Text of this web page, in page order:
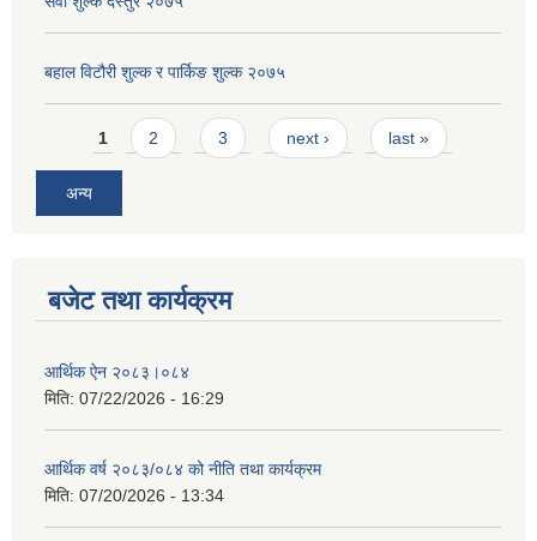
बहाल विटौरी शुल्क र पार्किङ शुल्क २०७५
Pages
1 2 3 next › last »
अन्य
बजेट तथा कार्यक्रम
आर्थिक ऐन २०८३।०८४
मिति: 07/22/2026 - 16:29
आर्थिक वर्ष २०८३/०८४ को नीति तथा कार्यक्रम
मिति: 07/20/2026 - 13:34